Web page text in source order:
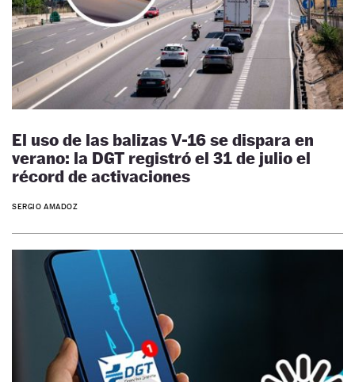
El uso de las balizas V-16 se dispara en
verano: la DGT registró el 31 de julio el
récord de activaciones
SERGIO AMADOZ